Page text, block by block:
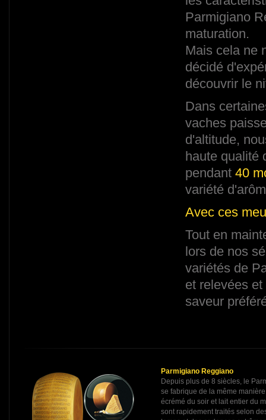
Parmigiano
maturation.
Mais cela ne
décidé
découvrir le
Dans
vaches
d'altitude,
haute qualité
pendant 40
variété
Avec ces
Tout en
lors de nos
variétés de
et relevées
saveur
Parmigiano Reggiano
Depuis plus de 8 siècles, le
se fabrique de la même
écrémé du soir et lait entier du
sont rapidement traités selon